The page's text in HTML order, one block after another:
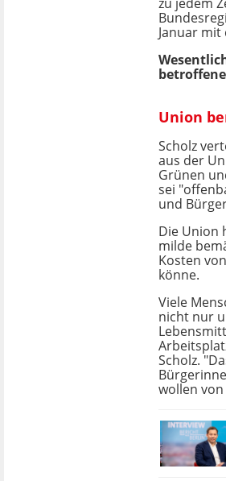
Januar
Union
Scholz
aus der
Grünen
sei
und
Die Union
milde
Kosten
könne.
Viele
nicht nur
Scholz.
wollen